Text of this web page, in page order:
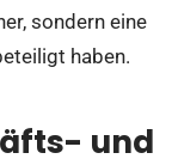
sondern eine
haben.
und